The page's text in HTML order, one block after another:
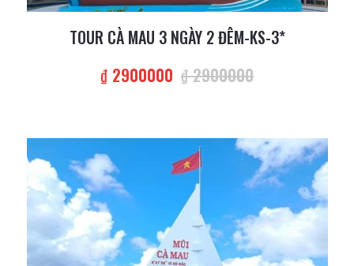
TOUR CÀ MAU 3 NGÀY 2 ĐÊM-KS-3*
₫ 2900000 ₫ 2900000